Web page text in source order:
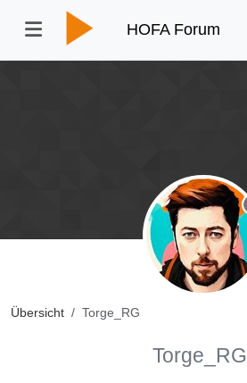
HOFA Forum
Übersicht Torge_RG
Torge_RG